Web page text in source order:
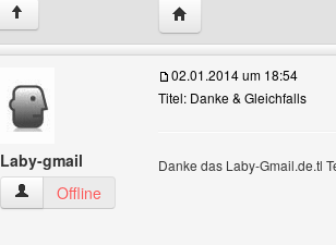
↑ Website dieses
Laby-gmail
Laby-gmail Benutzer-Profile anzeigen
Offline
02.01.2014 um 18:54
Titel: Danke & Gleichfalls
Danke das Laby-Gmail.de.tl